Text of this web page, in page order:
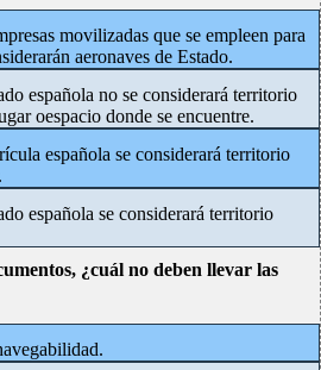
movilizadas que se empleen para
aeronaves de Estado.
española no se considerará territorio
oespacio donde se encuentre.
española se considerará territorio
española se considerará territorio
¿cuál no deben llevar las